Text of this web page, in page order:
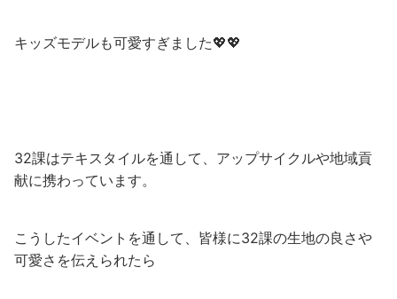
キッズモデルも可愛すぎました💖💖
32課はテキスタイルを通して、アップサイクルや地域貢
献に携わっています。
こうしたイベントを通して、皆様に32課の生地の良さや
可愛さを伝えられたら